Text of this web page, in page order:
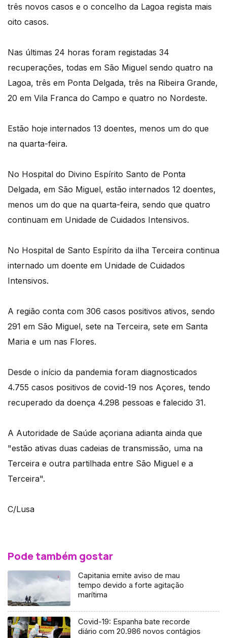
três novos casos e o concelho da Lagoa regista mais
oito casos.
Nas últimas 24 horas foram registadas 34
recuperações, todas em São Miguel sendo quatro na
Lagoa, três em Ponta Delgada, três na Ribeira Grande,
20 em Vila Franca do Campo e quatro no Nordeste.
Estão hoje internados 13 doentes, menos um do que
na quarta-feira.
No Hospital do Divino Espírito Santo de Ponta
Delgada, em São Miguel, estão internados 12 doentes,
menos um do que na quarta-feira, sendo que quatro
continuam em Unidade de Cuidados Intensivos.
No Hospital de Santo Espírito da ilha Terceira continua
internado um doente em Unidade de Cuidados
Intensivos.
A região conta com 306 casos positivos ativos, sendo
291 em São Miguel, sete na Terceira, sete em Santa
Maria e um nas Flores.
Desde o início da pandemia foram diagnosticados
4.755 casos positivos de covid-19 nos Açores, tendo
recuperado da doença 4.298 pessoas e falecido 31.
A Autoridade de Saúde açoriana adianta ainda que
"estão ativas duas cadeias de transmissão, uma na
Terceira e outra partilhada entre São Miguel e a
Terceira".
C/Lusa
Pode também gostar
Capitania emite aviso de mau
tempo devido a forte agitação
marítima
Covid-19: Espanha bate recorde
diário com 20.986 novos contágios